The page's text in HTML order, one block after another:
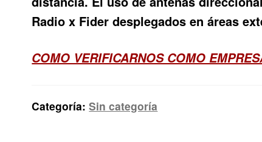
Radio x Fider desplegados en áreas
COMO VERIFICARNOS COMO
Categoría:Sin categoría